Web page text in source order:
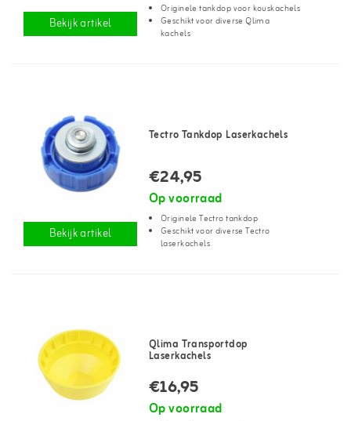
Bekijk artikel
Originele tankdop voor kouskachels
Geschikt voor diverse Qlima
kachels
Bekijk artikel
Tectro Tankdop Laserkachels
€24,95
Op voorraad
Originele Tectro tankdop
Geschikt voor diverse Tectro
laserkachels
Qlima Transportdop
Laserkachels
€16,95
Op voorraad